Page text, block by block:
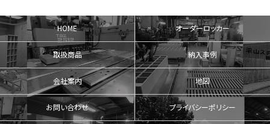
HOME オーダーロッカー
取扱商品 納入事例
会社案内 地図
お問い合わせ プライバシーポリシー